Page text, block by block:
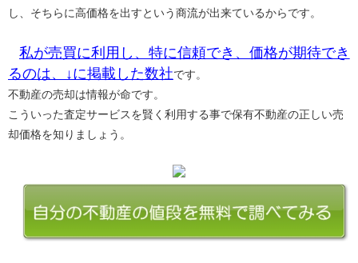
し、そちらに高価格を出すという商流が出来ているからです。
私が売買に利用し、特に信頼でき、価格が期待でき
るのは、↓に掲載した数社です。
不動産の売却は情報が命です。
こういった査定サービスを賢く利用する事で保有不動産の正しい売
却価格を知りましょう。